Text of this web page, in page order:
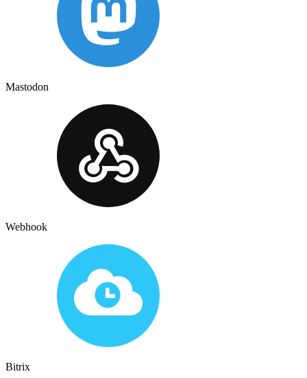
Mastodon
Webhook
Bitrix